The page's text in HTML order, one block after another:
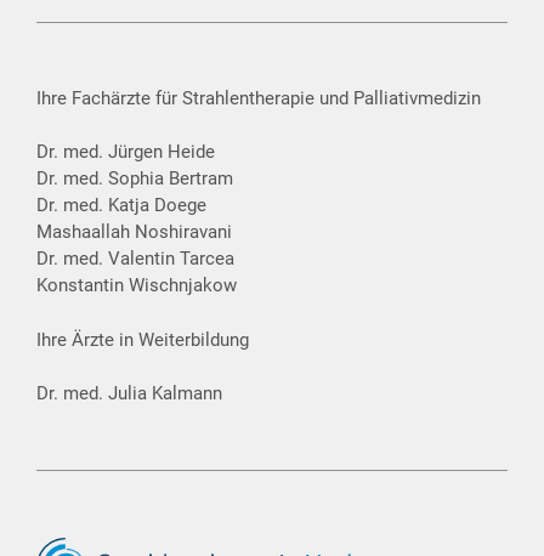
Ihre Fachärzte für Strahlentherapie und Palliativmedizin
Dr. med. Jürgen Heide
Dr. med. Sophia Bertram
Dr. med. Katja Doege
Mashaallah Noshiravani
Dr. med. Valentin Tarcea
Konstantin Wischnjakow
Ihre Ärzte in Weiterbildung
Dr. med. Julia Kalmann